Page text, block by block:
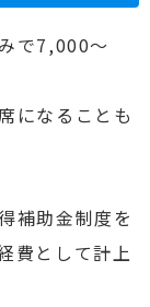
で7,000〜
になることも
補助金制度を
費として計上